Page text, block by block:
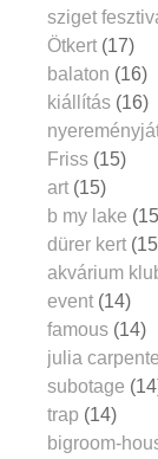
sziget
Ötkert (17)
balaton (16)
kiállítás (16)
Friss (15)
art (15)
b my lake
dürer kert
akvárium
event (14)
famous (14)
julia
subotage
trap (14)
bigroom-